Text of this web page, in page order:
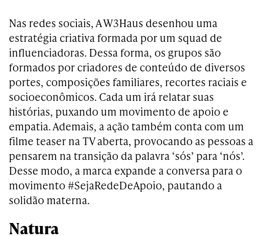
Nas redes sociais, A W3Haus desenhou uma
estratégia criativa formada por um squad de
influenciadoras. Dessa forma, os grupos são
formados por criadores de conteúdo de diversos
portes, composições familiares, recortes raciais e
socioeconômicos. Cada um irá relatar suas
histórias, puxando um movimento de apoio e
empatia. Ademais, a ação também conta com um
filme teaser na TV aberta, provocando as pessoas a
pensarem na transição da palavra ‘sós’ para ‘nós’.
Desse modo, a marca expande a conversa para o
movimento #SejaRedeDeApoio, pautando a
solidão materna.
Natura